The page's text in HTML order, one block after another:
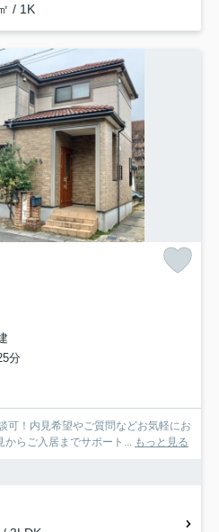
/ 1K
分
可！内見希望やご質問などお気軽にお
らご入居までサポート...
もっと見る